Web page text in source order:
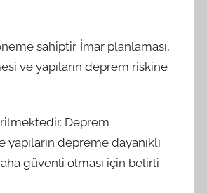
sahiptir. İmar planlaması,
ve yapıların deprem riskine
Deprem
depreme dayanıklı
güvenli olması için belirli